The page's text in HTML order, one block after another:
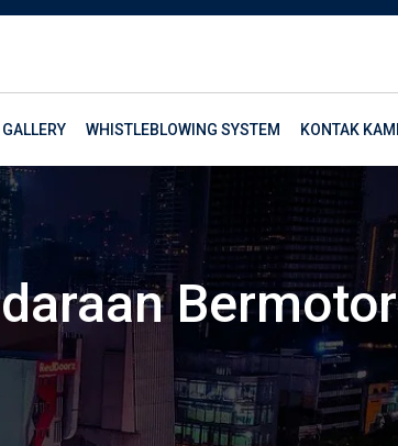
GALLERY WHISTLEBLOWING SYSTEM KONTAK KAMI
Bermotor